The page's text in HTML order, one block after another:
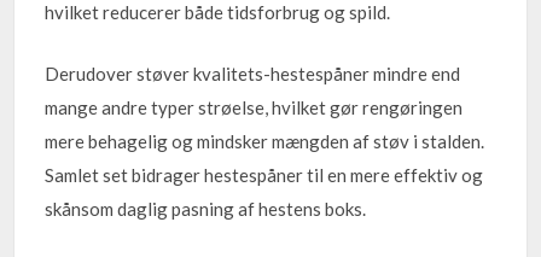
hvilket reducerer både tidsforbrug og spild.
Derudover støver kvalitets-hestespåner mindre end
mange andre typer strøelse, hvilket gør rengøringen
mere behagelig og mindsker mængden af støv i stalden.
Samlet set bidrager hestespåner til en mere effektiv og
skånsom daglig pasning af hestens boks.